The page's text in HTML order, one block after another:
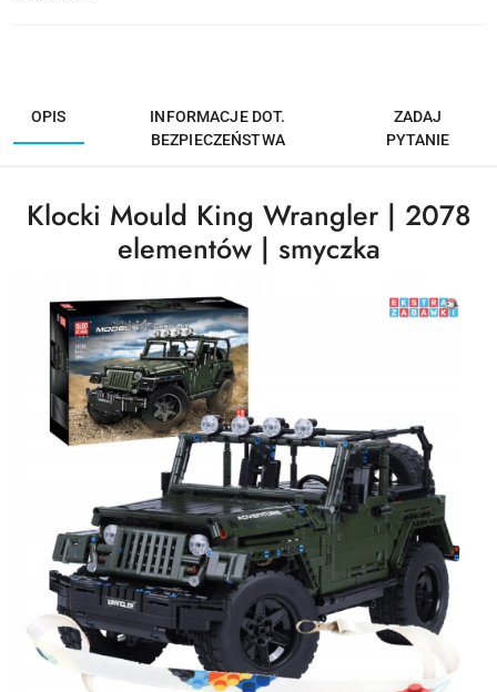
OPIS
INFORMACJE DOT.
BEZPIECZEŃSTWA
ZADAJ
PYTANIE
Klocki Mould King Wrangler | 2078
elementów | smyczka